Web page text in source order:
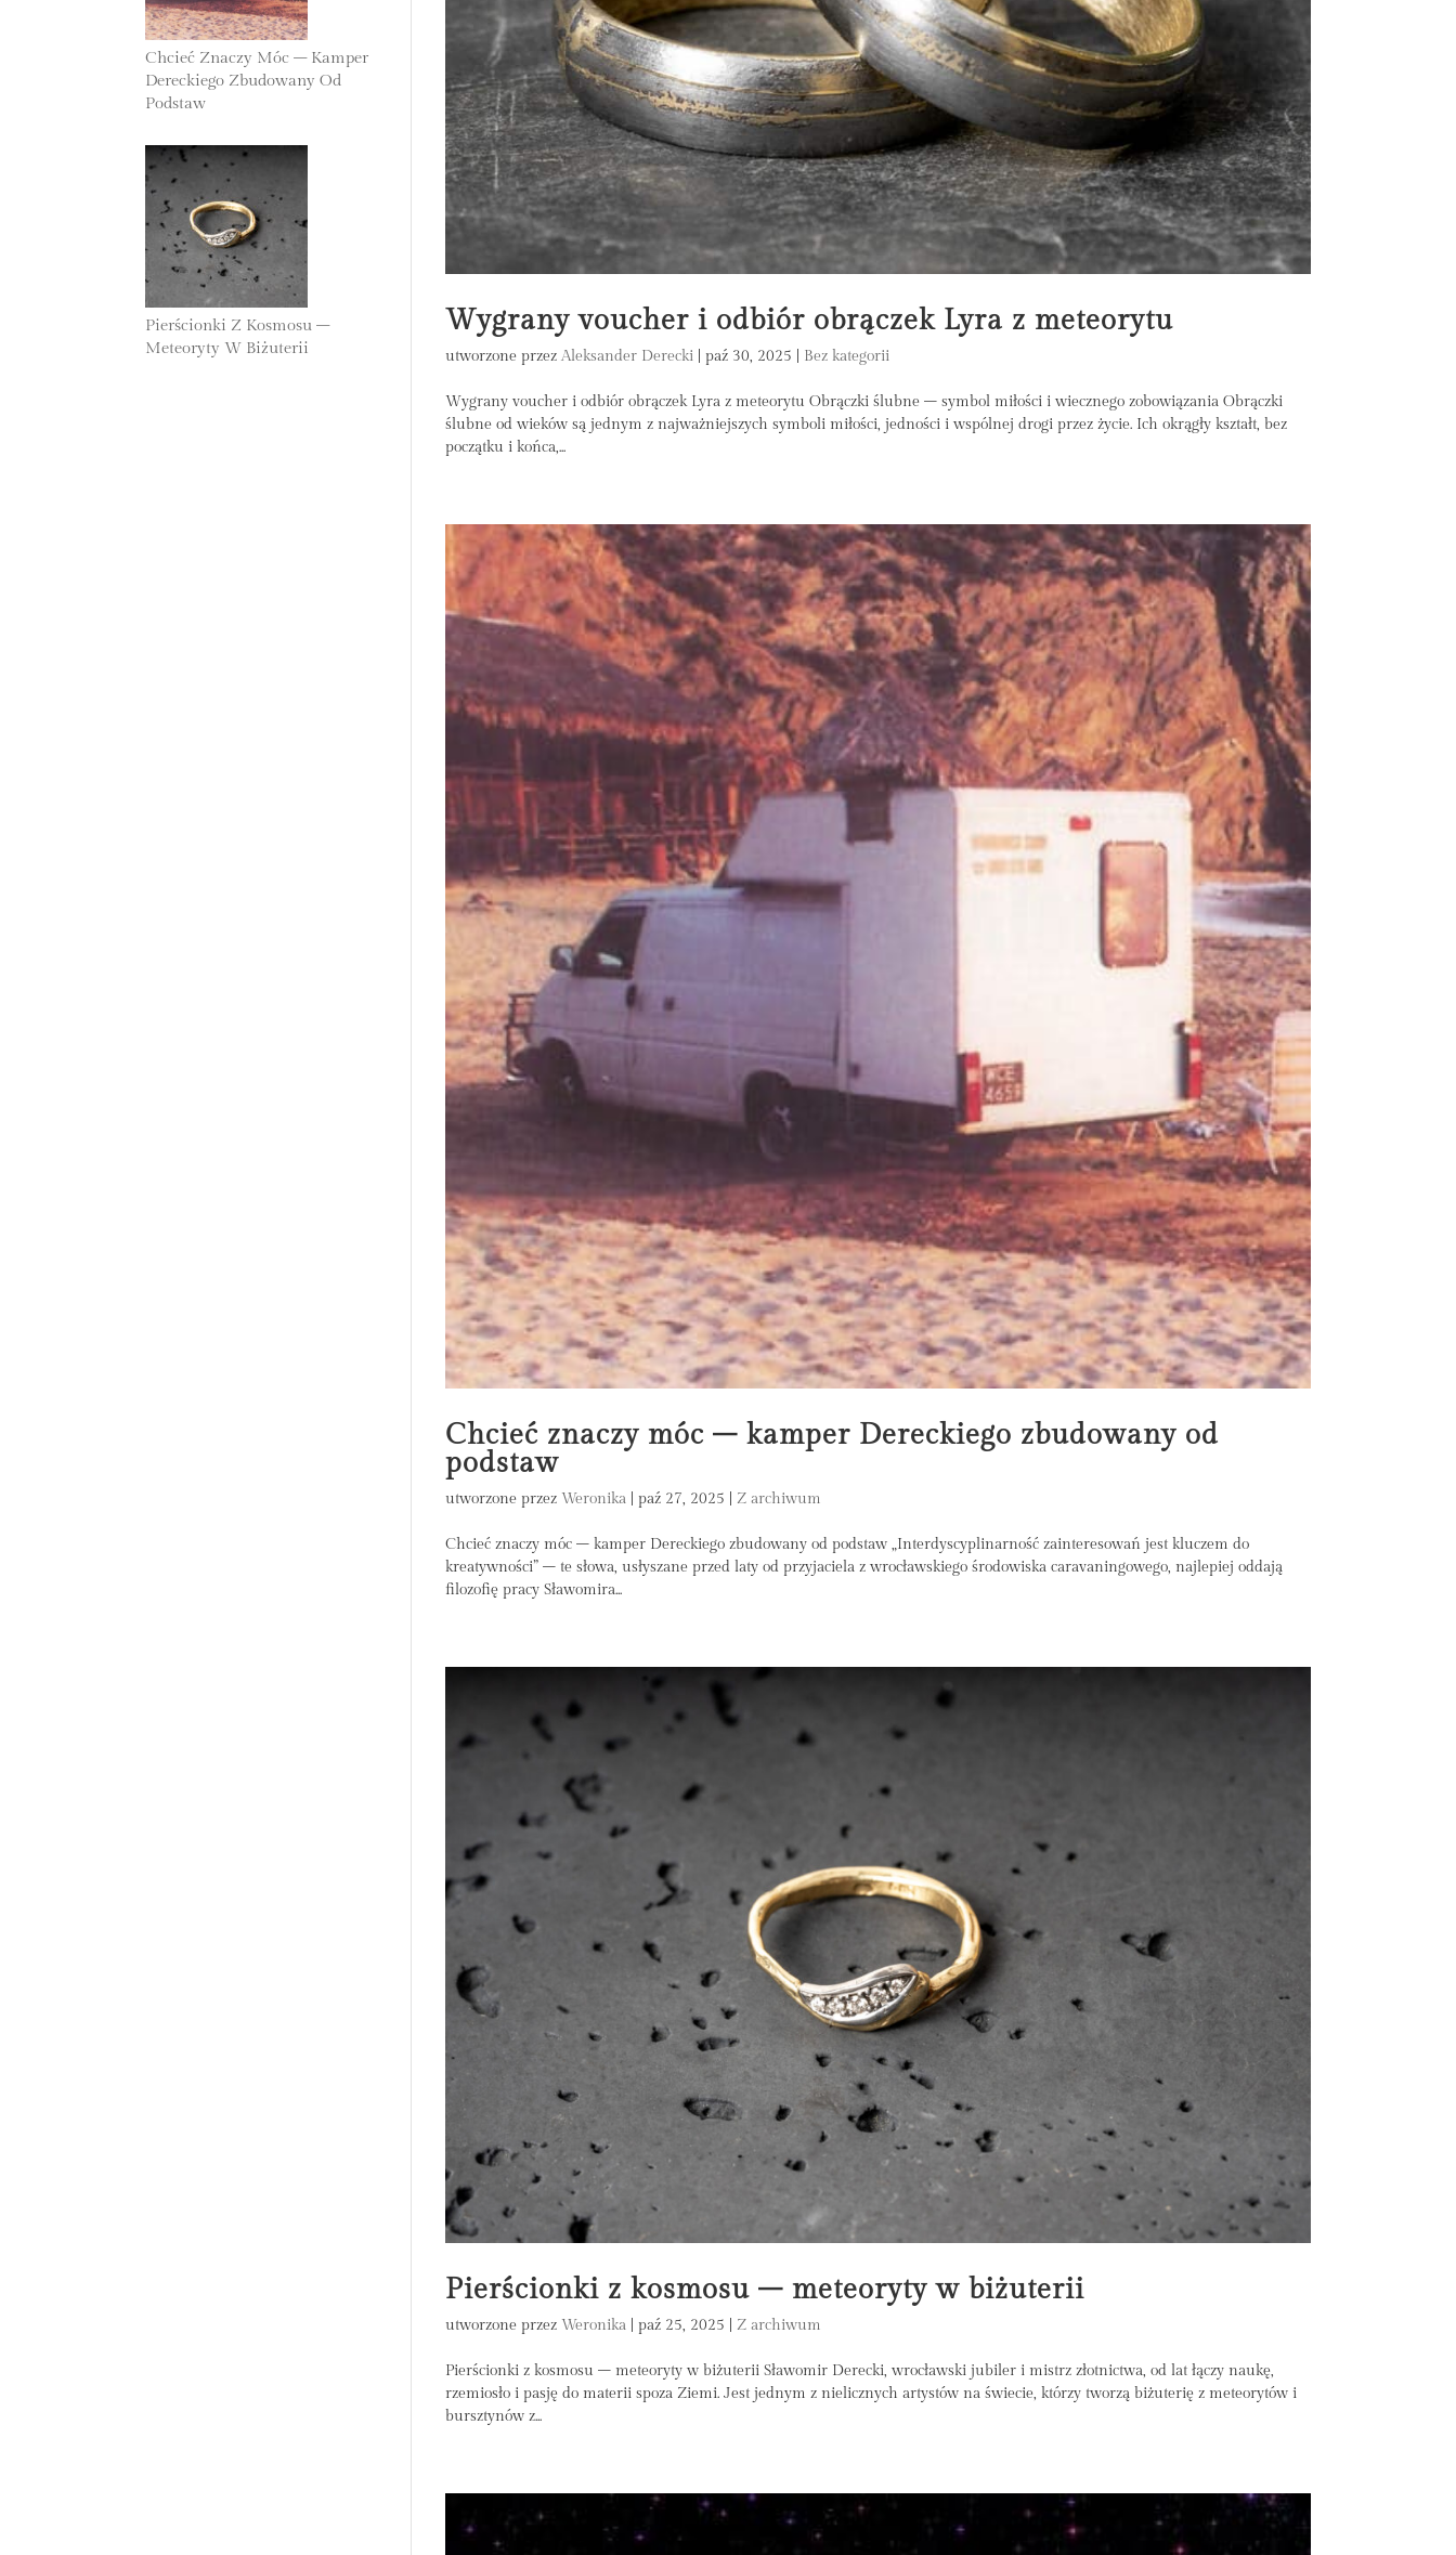
Wygrany voucher i odbiór obrączek Lyra z meteorytu
utworzone przezAleksander Derecki |paź 30, 2025 Bez kategorii
Wygrany voucher i odbiór obrączek Lyra z meteorytu Obrączki ślubne – symbol miłości i wiecznego zobowiązania Obrączki
ślubne od wieków są jednym z najważniejszych symboli miłości, jedności i wspólnej drogi przez życie. Ich okrągły kształt, bez
początku i końca,...
Chcieć znaczy móc – kamper Dereckiego zbudowany od
podstaw
utworzone przezWeronika |paź 27, 2025 Z archiwum
Chcieć znaczy móc – kamper Dereckiego zbudowany od podstaw „Interdyscyplinarność zainteresowań jest kluczem do
kreatywności” – te słowa, usłyszane przed laty od przyjaciela z wrocławskiego środowiska caravaningowego, najlepiej oddają
filozofię pracy Sławomira...
Pierścionki z kosmosu – meteoryty w biżuterii
utworzone przezWeronika |paź 25, 2025 Z archiwum
Pierścionki z kosmosu – meteoryty w biżuterii Sławomir Derecki, wrocławski jubiler i mistrz złotnictwa, od lat łączy naukę,
rzemiosło i pasję do materii spoza Ziemi. Jest jednym z nielicznych artystów na świecie, którzy tworzą biżuterię z meteorytów i
bursztynów z...
Chcieć Znaczy Móc – Kamper
Dereckiego Zbudowany Od
Podstaw
Pierścionki Z Kosmosu –
Meteoryty W Biżuterii